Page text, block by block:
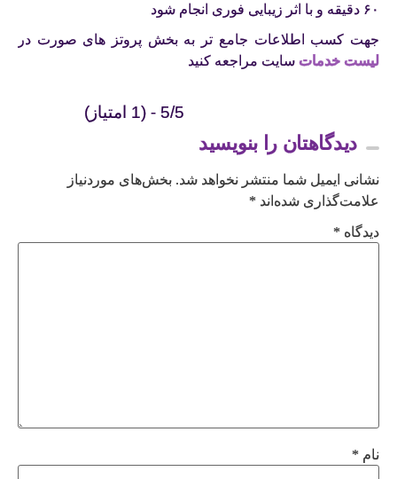
۶۰ دقیقه و با اثر زیبایی فوری انجام شود
جهت کسب اطلاعات جامع تر به بخش پروتز های صورت در
لیست خدمات سایت مراجعه کنید
5/5 - (1 امتیاز)
دیدگاهتان را بنویسید
نشانی ایمیل شما منتشر نخواهد شد. بخش‌های موردنیاز
علامت‌گذاری شده‌اند *
دیدگاه *
نام *